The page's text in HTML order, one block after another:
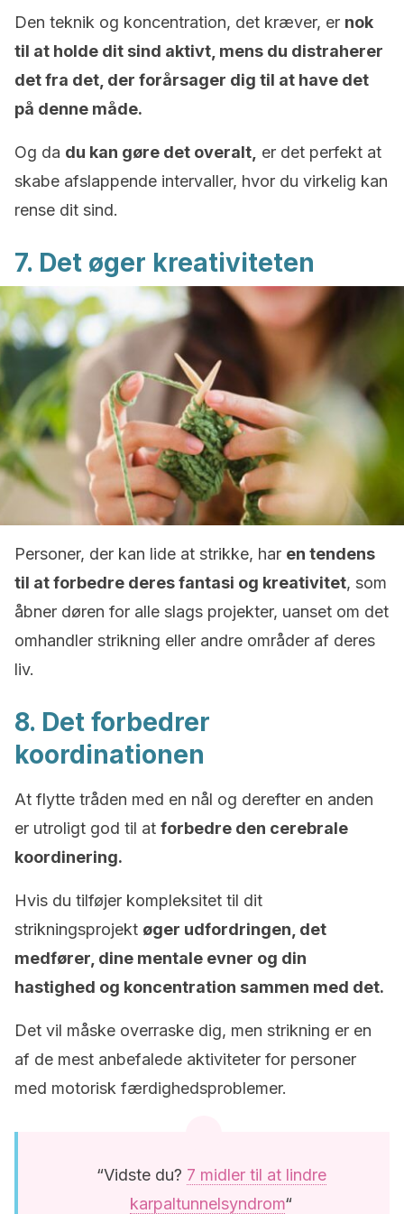
Den teknik og koncentration, det kræver, er nok
til at holde dit sind aktivt, mens du distraherer
det fra det, der forårsager dig til at have det
på denne måde.
Og da du kan gøre det overalt, er det perfekt at
skabe afslappende intervaller, hvor du virkelig kan
rense dit sind.
7. Det øger kreativiteten
Personer, der kan lide at strikke, har en tendens
til at forbedre deres fantasi og kreativitet, som
åbner døren for alle slags projekter, uanset om det
omhandler strikning eller andre områder af deres
liv.
8. Det forbedrer
koordinationen
At flytte tråden med en nål og derefter en anden
er utroligt god til at forbedre den cerebrale
koordinering.
Hvis du tilføjer kompleksitet til dit
strikningsprojekt øger udfordringen, det
medfører, dine mentale evner og din
hastighed og koncentration sammen med det.
Det vil måske overraske dig, men strikning er en
af de mest anbefalede aktiviteter for personer
med motorisk færdighedsproblemer.
“Vidste du? 7 midler til at lindre
karpaltunnelsyndrom“